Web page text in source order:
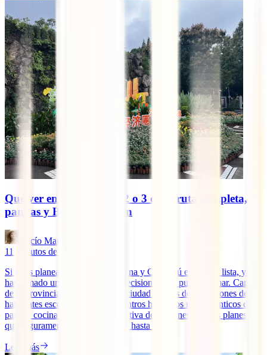
Qué ver en Chengdú en 2 o 3 días: ruta completa,
pandas y Buda de Leshan
Rocío Manzano
11
minutos de lectura
Si estás planeando un viaje a China y Chengdú está en tu lista, ya
has tomado una de las mejores decisiones que puedes tomar. Capital
de la provincia de Sichuan, esta ciudad de más de 20 millones de
habitantes esconde uno de los centros históricos más auténticos del
país, la cocina más picante y adictiva del continente y dos planes
que seguramente te habrán traído hasta aquí.
Leer más